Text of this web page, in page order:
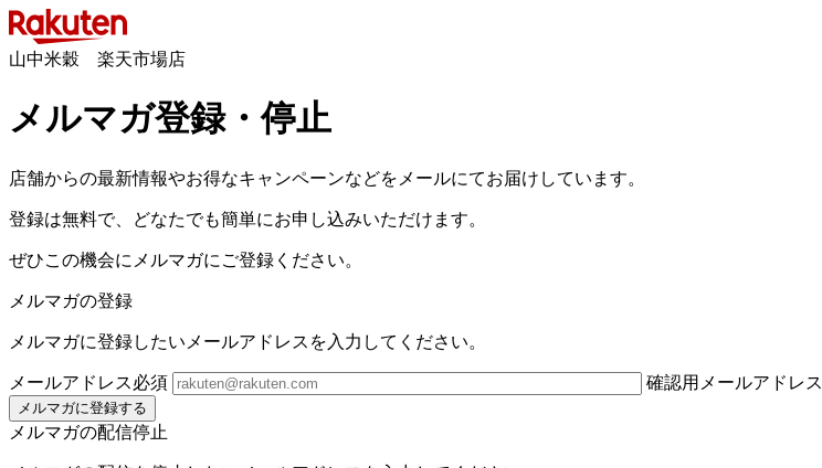
山中米穀 楽天市場店
メルマガ登録・停止
店舗からの最新情報やお得なキャンペーンなどをメールにてお届けしています。
登録は無料で、どなたでも簡単にお申し込みいただけます。
ぜひこの機会にメルマガにご登録ください。
メルマガの登録
メルマガに登録したいメールアドレスを入力してください。
メールアドレス必須 確認用メールアドレス
メルマガに登録する
メルマガの配信停止